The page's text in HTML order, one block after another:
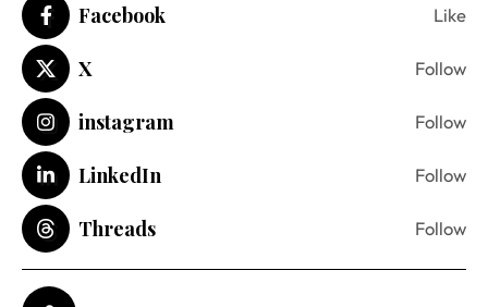
Facebook Like
X Follow
instagram Follow
LinkedIn Follow
Threads Follow